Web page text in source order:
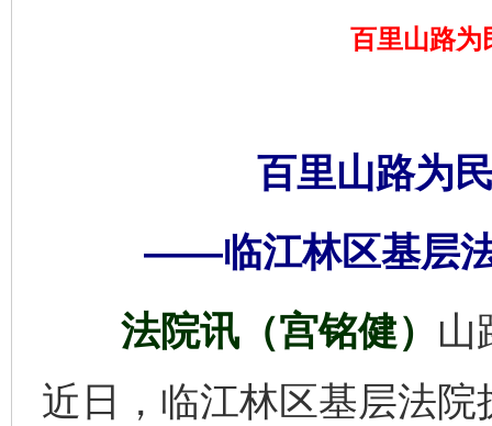
百里山路为
百里山路为
——临江林区基层
法院讯（宫铭健） 山
近日，临江林区基层法